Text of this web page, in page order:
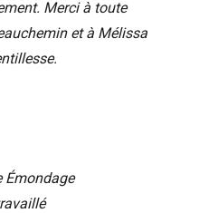
Merci à toute
et à Mélissa
Émondage